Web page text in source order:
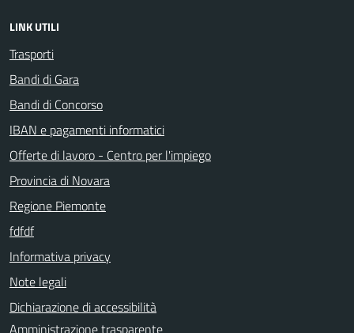
LINK UTILI
Trasporti
Bandi di Gara
Bandi di Concorso
IBAN e pagamenti informatici
Offerte di lavoro - Centro per l'impiego
Provincia di Novara
Regione Piemonte
fdfdf
Informativa privacy
Note legali
Dichiarazione di accessibilità
Amministrazione trasparente